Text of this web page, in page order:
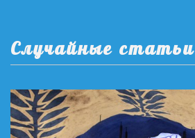
Случайные статьи